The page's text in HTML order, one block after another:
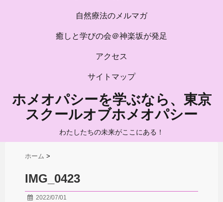
自然療法のメルマガ
癒しと学びの会＠神楽坂が発足
アクセス
サイトマップ
ホメオパシーを学ぶなら、東京
スクールオブホメオパシー
わたしたちの未来がここにある！
ホーム >
IMG_0423
2022/07/01